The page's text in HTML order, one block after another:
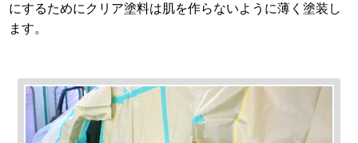
にするためにクリア塗料は肌を作らないように薄く塗装し
ます。